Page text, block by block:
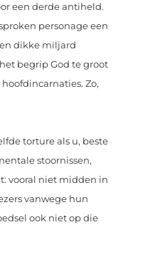
een derde anti­held.
personage een
dikke miljard
begrip God te groot
Zo,
torture als u, beste
stoornissen,
vooral niet midden in
vanwege hun
ook niet op die